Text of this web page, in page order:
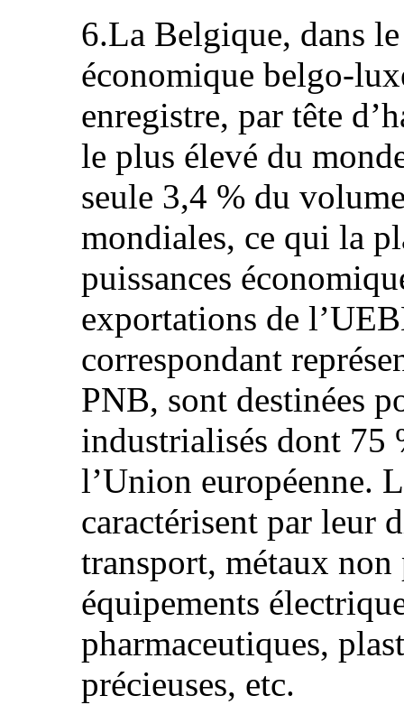
6.La Belgique, dans
économique belgo-
enregistre, par tête
le plus élevé du
seule 3,4 % du
mondiales, ce qui la
puissances
exportations de
correspondant
PNB, sont destinées
industrialisés dont 75
l’Union européenne.
caractérisent par leur
transport, métaux
équipements
pharmaceutiques,
précieuses, etc.